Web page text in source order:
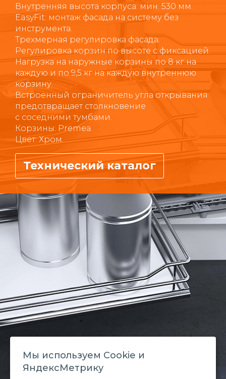
Внутренняя высота корпуса: мин. 530 мм.
EasyFit: монтаж фасада на систему без
инструмента.
Трехмерная регулировка фасада.
Регулировка корзин по высоте с фиксацией.
Нагрузка на наружные корзины по 8 кг на
каждую и по 9,5 кг на каждую внутреннюю
корзину.
Встроенный ограничитель угла открывания
предотвращает столкновение
с соседними тумбами.
Корзины: Premea.
Цвет: Хром.
Технический каталог
Мы используем Сookie и
ЯндексМетрику